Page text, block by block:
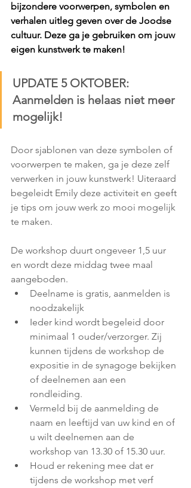
bijzondere voorwerpen, symbolen en
verhalen uitleg geven over de Joodse
cultuur. Deze ga je gebruiken om jouw
eigen kunstwerk te maken!
UPDATE 5 OKTOBER:
Aanmelden is helaas niet meer
mogelijk!
Door sjablonen van deze symbolen of
voorwerpen te maken, ga je deze zelf
verwerken in jouw kunstwerk! Uiteraard
begeleidt Emily deze activiteit en geeft
je tips om jouw werk zo mooi mogelijk
te maken.
De workshop duurt ongeveer 1,5 uur
en wordt deze middag twee maal
aangeboden.
Deelname is gratis, aanmelden is
noodzakelijk
Ieder kind wordt begeleid door
minimaal 1 ouder/verzorger. Zij
kunnen tijdens de workshop de
expositie in de synagoge bekijken
of deelnemen aan een
rondleiding.
Vermeld bij de aanmelding de
naam en leeftijd van uw kind en of
u wilt deelnemen aan de
workshop van 13.30 of 15.30 uur.
Houd er rekening mee dat er
tijdens de workshop met verf